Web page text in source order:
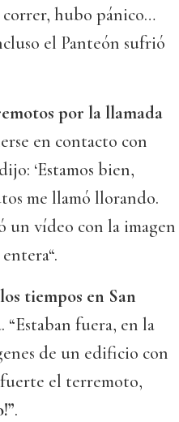
correr, hubo pánico…
el Panteón sufrió
por la llamada
en contacto con
‘Estamos bien,
me llamó llorando.
un vídeo con la imagen
tiempos en San
“Estaban fuera, en la
de un edificio con
el terremoto,
.